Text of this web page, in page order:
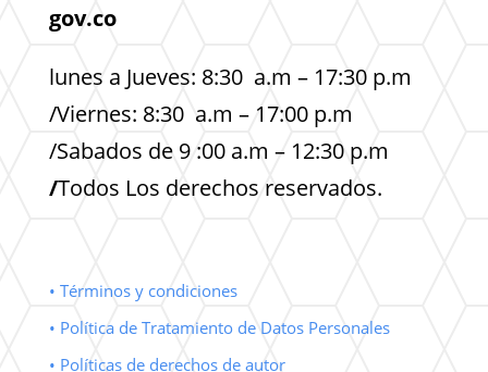
gov.co
lunes a Jueves: 8:30 a.m – 17:30 p.m
/Viernes: 8:30 a.m – 17:00 p.m
/Sabados de 9 :00 a.m – 12:30 p.m
/Todos Los derechos reservados.
• Términos y condiciones
• Política de Tratamiento de Datos Personales
• Políticas de derechos de autor